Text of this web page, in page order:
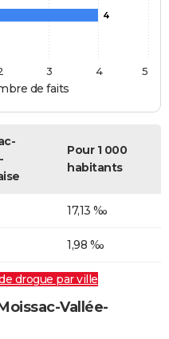
de faits
4
3 4 5
Pour 1 000
habitants
17,13 ‰
1,98 ‰
drogue par ville
Vallée-